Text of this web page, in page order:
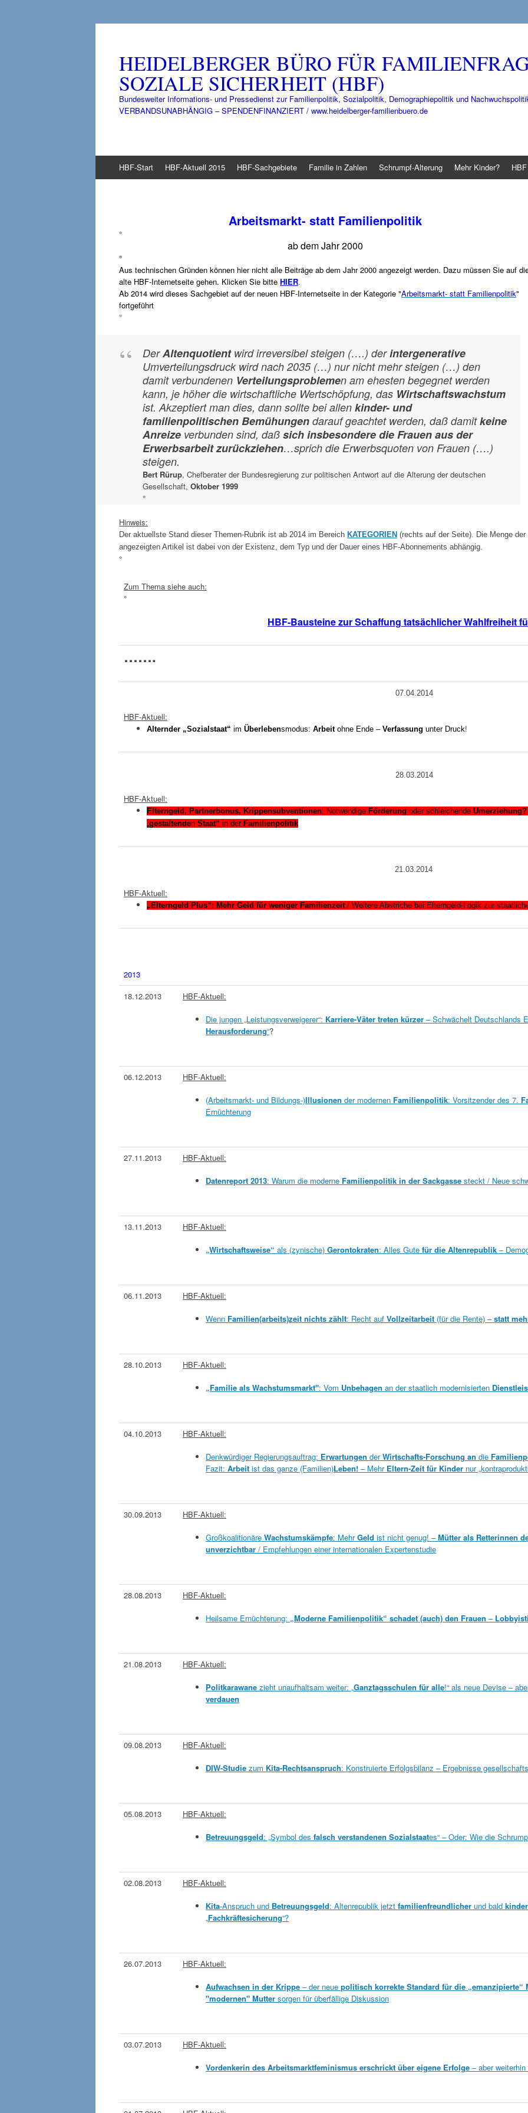
HEIDELBERGER BÜRO FÜR
SOZIALE SICHERHEIT (HBF)
Bundesweiter Informations- und Pressedienst zur Familienpolitik, Sozialpolitik, Demographiepolitik und
VERBANDSUNABHÄNGIG – SPENDENFINANZIERT / www.heidelberger-familienbuero.de
Inhalt
HBF-Start HBF-Aktuell 2015 HBF-Sachgebiete Familie in Zahlen Schrumpf-Alterung Mehr Kinder?
Arbeitsmarkt- statt Familienpolitik
°
ab dem Jahr 2000
°
Aus technischen Gründen können hier nicht alle Beiträge ab dem Jahr 2000 angezeigt werden. Dazu müssen Sie auf
alte HBF-Internetseite gehen. Klicken Sie bitte HIER.
Ab 2014 wird dieses Sachgebiet auf der neuen HBF-Internetseite in der Kategorie "Arbeitsmarkt- statt Familienpolitik"
fortgeführt
°
DerAltenquotientwird irreversibel steigen (….) derintergenerative
Umverteilungsdruck wird nach 2035 (…) nur nicht mehr steigen (…) den
damit verbundenen Verteilungsproblemen am ehesten begegnet werden
kann, je höher die wirtschaftliche Wertschöpfung, das Wirtschaftswachstum
ist. Akzeptiert man dies, dann sollte bei allen kinder- und
familienpolitischen Bemühungen darauf geachtet werden, daß damitkeine
Anreize verbunden sind, daß sich insbesondere die Frauen aus der
Erwerbsarbeit zurückziehen…sprich die Erwerbsquoten von Frauen (….)
steigen.
Bert Rürup, Chefberater der Bundesregierung zur politischen Antwort auf die Alterung der deutschen
Gesellschaft, Oktober 1999
°
Hinweis:
Der aktuellste Stand dieser Themen-Rubrik ist ab 2014 im Bereich KATEGORIEN (rechts auf der Seite). Die Menge der
angezeigten Artikel ist dabei von der Existenz, dem Typ und der Dauer eines HBF-Abonnements abhängig.
°
Zum Thema siehe auch:
°
HBF-Bausteine zur Schaffung tatsächlicher Wahlfreiheit
…….
07.04.2014
HBF-Aktuell:
Alternder „Sozialstaat“ im Überlebensmodus: Arbeitohne Ende – Verfassung unter Druck!
28.03.2014
HBF-Aktuell:
Elterngeld, Partnerbonus, Krippensubventionen: Notwendige Förderung oder schleichende Umerziehung?
gestaltenden Staat“ in der Familienpolitik
21.03.2014
HBF-Aktuell:
„Elterngeld Plus“: Mehr Geld für weniger Familienzeit/ Weitere Abstriche bei Elterngeld-Logik zur
2013
18.12.2013
HBF-Aktuell:
Die jungen „Leistungsverweigerer“: Karriere-Väter treten kürzer – Schwächelt Deutschlands
Herausforderung“?
06.12.2013 HBF-Aktuell:
(Arbeitsmarkt- und Bildungs-)Illusionen der modernen Familienpolitik: Vorsitzender des 7.
Ernüchterung
27.11.2013 HBF-Aktuell:
Datenreport 2013: Warum die moderne Familienpolitik in der Sackgasse steckt / Neue
13.11.2013 HBF-Aktuell:
„Wirtschaftsweise“ als (zynische) Gerontokraten: Alles Gute für die Altenrepublik –
06.11.2013 HBF-Aktuell:
Wenn Familien(arbeits)zeit nichts zählt: Recht auf Vollzeitarbeit (für die Rente) –statt
28.10.2013 HBF-Aktuell:
„Familie als Wachstumsmarkt": Vom Unbehagen an der staatlich modernisierten
04.10.2013 HBF-Aktuell:
Denkwürdiger Regierungsauftrag: Erwartungen derWirtschafts-Forschung an die
Fazit: Arbeit ist das ganze (Familien)Leben! – Mehr Eltern-Zeit für Kinder nur
30.09.2013 HBF-Aktuell:
Großkoalitionäre Wachstumskämpfe: MehrGeld ist nicht genug! –Mütter als Retterinnen
unverzichtbar / Empfehlungen einer internationalen Expertenstudie
28.08.2013 HBF-Aktuell:
Heilsame Ernüchterung: „Moderne Familienpolitik“ schadet (auch) den Frauen –
21.08.2013 HBF-Aktuell:
Politkarawane zieht unaufhaltsam weiter: „Ganztagsschulen für alle!“ als neue Devise –
verdauen
09.08.2013 HBF-Aktuell:
DIW-Studie zum Kita-Rechtsanspruch: Konstruierte Erfolgsbilanz – Ergebnisse
05.08.2013 HBF-Aktuell:
Betreuungsgeld: „Symbol des falsch verstandenen Sozialstaates“ – Oder: Wie die
02.08.2013 HBF-Aktuell:
Kita-Anspruch und Betreuungsgeld: Altenrepublik jetzt familienfreundlicher und bald
„Fachkräftesicherung“?
26.07.2013 HBF-Aktuell:
Aufwachsen in der Krippe – der neue politisch korrekte Standard für die
"modernen" Mutter sorgen für überfällige Diskussion
03.07.2013 HBF-Aktuell:
Vordenkerin des Arbeitsmarktfeminismus erschrickt über eigene Erfolge – aber